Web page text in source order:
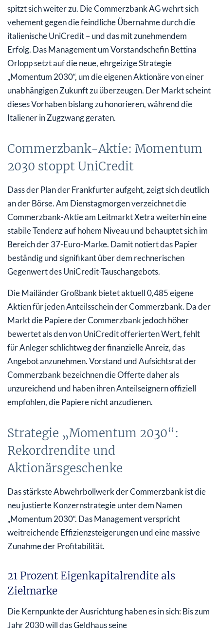
Annahmefrist verlängert: UniCredit auf verlorenem
Posten?
spitzt sich weiter zu. Die Commerzbank AG wehrt sich
vehement gegen die feindliche Übernahme durch die
italienische UniCredit – und das mit zunehmendem
Erfolg. Das Management um Vorstandschefin Bettina
Orlopp setzt auf die neue, ehrgeizige Strategie
„Momentum 2030“, um die eigenen Aktionäre von einer
unabhängigen Zukunft zu überzeugen. Der Markt scheint
dieses Vorhaben bislang zu honorieren, während die
Italiener in Zugzwang geraten.
Commerzbank-Aktie: Momentum
2030 stoppt UniCredit
Dass der Plan der Frankfurter aufgeht, zeigt sich deutlich
an der Börse. Am Dienstagmorgen verzeichnet die
Commerzbank-Aktie am Leitmarkt Xetra weiterhin eine
stabile Tendenz auf hohem Niveau und behauptet sich im
Bereich der 37-Euro-Marke. Damit notiert das Papier
beständig und signifikant über dem rechnerischen
Gegenwert des UniCredit-Tauschangebots.
Die Mailänder Großbank bietet aktuell 0,485 eigene
Aktien für jeden Anteilsschein der Commerzbank. Da der
Markt die Papiere der Commerzbank jedoch höher
bewertet als den von UniCredit offerierten Wert, fehlt
für Anleger schlichtweg der finanzielle Anreiz, das
Angebot anzunehmen. Vorstand und Aufsichtsrat der
Commerzbank bezeichnen die Offerte daher als
unzureichend und haben ihren Anteilseignern offiziell
empfohlen, die Papiere nicht anzudienen.
Strategie „Momentum 2030“:
Rekordrendite und
Aktionärsgeschenke
Das stärkste Abwehrbollwerk der Commerzbank ist die
neu justierte Konzernstrategie unter dem Namen
„Momentum 2030“. Das Management verspricht
weitreichende Effizienzsteigerungen und eine massive
Zunahme der Profitabilität.
21 Prozent Eigenkapitalrendite als
Zielmarke
Die Kernpunkte der Ausrichtung haben es in sich: Bis zum
Jahr 2030 will das Geldhaus seine